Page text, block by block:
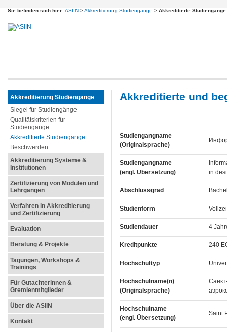
Sie befinden sich hier: ASIIN >Akkreditierung Studiengänge > Akkreditierte Studiengänge
Akkreditierung Studiengänge
Siegel für Studiengänge
Qualitätskriterien für
Studiengänge
Akkreditierte Studiengänge
Beschwerden
Akkreditierung Systeme &
Institutionen
Zertifizierung von Modulen und
Lehrgängen
Verfahren in Akkreditierung
und Zertifizierung
Evaluation
Beratung & Projekte
Tagungen, Workshops &
Trainings
Für Gutachterinnen &
Gremienmitglieder
Über die ASIIN
Kontakt
Akkreditierte und
Studiengangname
(Originalsprache)
Studiengangname
(engl. Übersetzung)
in
Abschlussgrad
Studienform
Studiendauer 4
Kreditpunkte 240
Hochschultyp
Hochschulname(n)
(Originalsprache)
Hochschulname
(engl. Übersetzung)
Saint